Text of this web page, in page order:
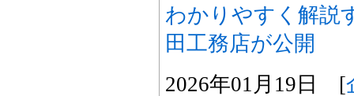
わかりやすく解説
田工務店が公開
2026年01月19日 [